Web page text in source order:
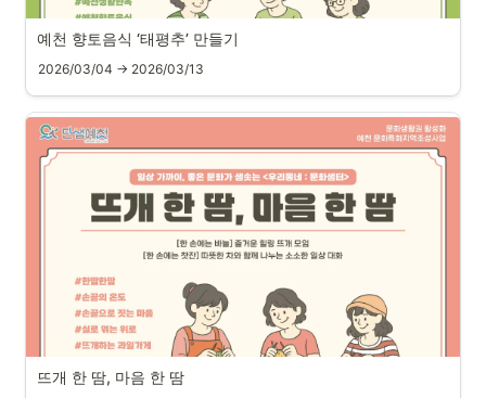
예천 향토음식 ‘태평추’ 만들기
2026/03/04 → 2026/03/13
뜨개 한 땀, 마음 한 땀